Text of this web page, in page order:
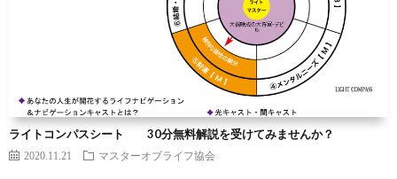
ライトコンパスシート 30分無料解説を受けてみませんか？
2020.11.21 マスターオブライフ協会